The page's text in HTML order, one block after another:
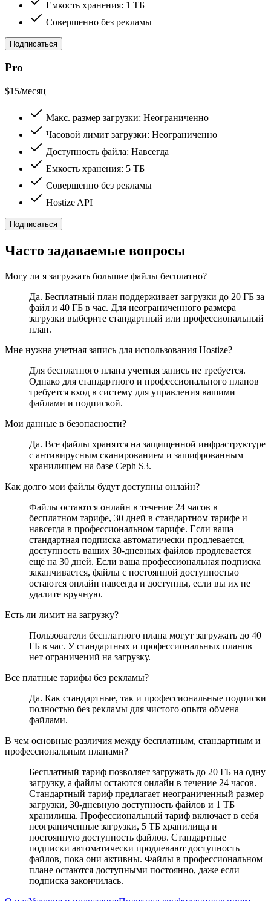
Емкость хранения: 1 ТБ
Совершенно без рекламы
Подписаться
Pro
$15/месяц
Макс. размер загрузки: Неограниченно
Часовой лимит загрузки: Неограниченно
Доступность файла: Навсегда
Емкость хранения: 5 ТБ
Совершенно без рекламы
Hostize API
Подписаться
Часто задаваемые вопросы
Могу ли я загружать большие файлы бесплатно?
Да. Бесплатный план поддерживает загрузки до 20 ГБ за
файл и 40 ГБ в час. Для неограниченного размера
загрузки выберите стандартный или профессиональный
план.
Мне нужна учетная запись для использования Hostize?
Для бесплатного плана учетная запись не требуется.
Однако для стандартного и профессионального планов
требуется вход в систему для управления вашими
файлами и подпиской.
Мои данные в безопасности?
Да. Все файлы хранятся на защищенной инфраструктуре
с антивирусным сканированием и зашифрованным
хранилищем на базе Ceph S3.
Как долго мои файлы будут доступны онлайн?
Файлы остаются онлайн в течение 24 часов в
бесплатном тарифе, 30 дней в стандартном тарифе и
навсегда в профессиональном тарифе. Если ваша
стандартная подписка автоматически продлевается,
доступность ваших 30-дневных файлов продлевается
ещё на 30 дней. Если ваша профессиональная подписка
заканчивается, файлы с постоянной доступностью
остаются онлайн навсегда и доступны, если вы их не
удалите вручную.
Есть ли лимит на загрузку?
Пользователи бесплатного плана могут загружать до 40
ГБ в час. У стандартных и профессиональных планов
нет ограничений на загрузку.
Все платные тарифы без рекламы?
Да. Как стандартные, так и профессиональные подписки
полностью без рекламы для чистого опыта обмена
файлами.
В чем основные различия между бесплатным, стандартным и
профессиональным планами?
Бесплатный тариф позволяет загружать до 20 ГБ на одну
загрузку, а файлы остаются онлайн в течение 24 часов.
Стандартный тариф предлагает неограниченный размер
загрузки, 30-дневную доступность файлов и 1 ТБ
хранилища. Профессиональный тариф включает в себя
неограниченные загрузки, 5 ТБ хранилища и
постоянную доступность файлов. Стандартные
подписки автоматически продлевают доступность
файлов, пока они активны. Файлы в профессиональном
плане остаются доступными постоянно, даже если
подписка закончилась.